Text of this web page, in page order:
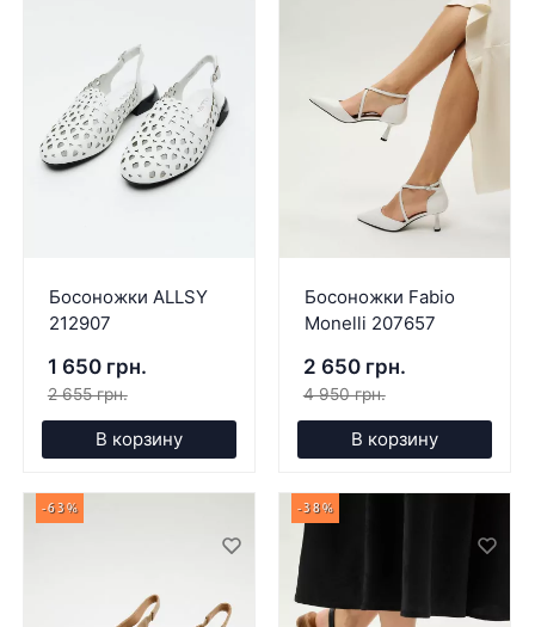
Босоножки ALLSY
212907
1 650 грн.
2 655 грн.
В корзину
Босоножки Fabio
Monelli 207657
2 650 грн.
4 950 грн.
В корзину
-63% -38%